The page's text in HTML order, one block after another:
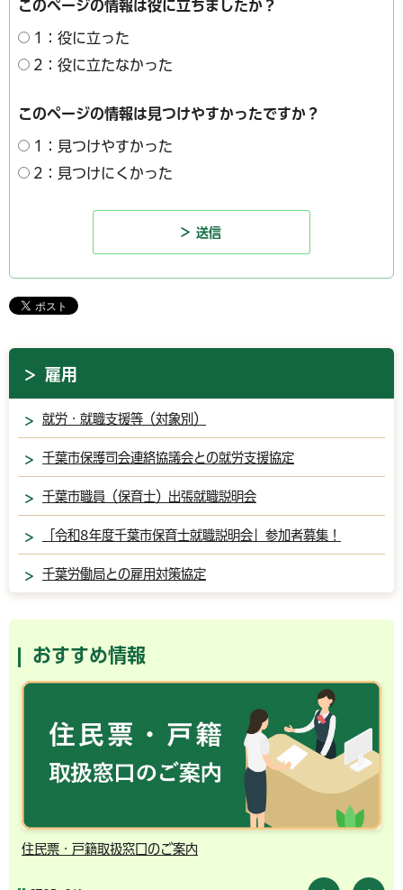
このページの情報は役に立ちましたか？
1：役に立った
2：役に立たなかった
このページの情報は見つけやすかったですか？
1：見つけやすかった
2：見つけにくかった
雇用
就労・就職支援等（対象別）
千葉市保護司会連絡協議会との就労支援協定
千葉市職員（保育士）出張就職説明会
「令和8年度千葉市保育士就職説明会」参加者募集！
千葉労働局との雇用対策協定
おすすめ情報
住民票・戸籍取扱窓口のご案内